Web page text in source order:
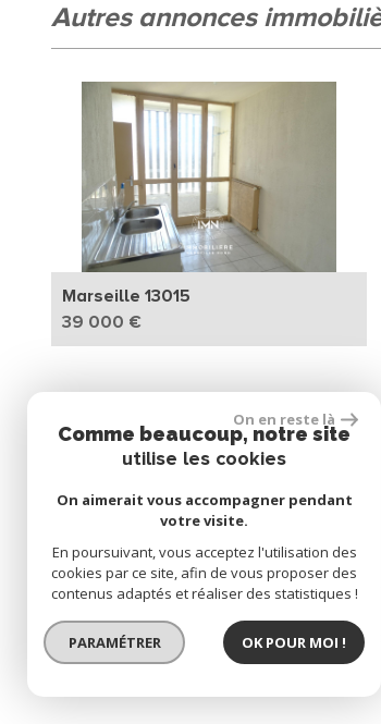
autres annonces
Marseille 13015
39 000 €
NOUS SUIVRE
© 2026 | Tous droits réservés | Traduction
Plan du site Mentions légales Nos honoraires
On en reste là
Comme beaucoup, notre site
utilise les cookies
On aimerait vous accompagner pendant
votre visite.
En poursuivant, vous acceptez l'utilisation des
cookies par ce site, afin de vous proposer des
contenus adaptés et réaliser des statistiques !
PARAMÉTRER OK POUR MOI !